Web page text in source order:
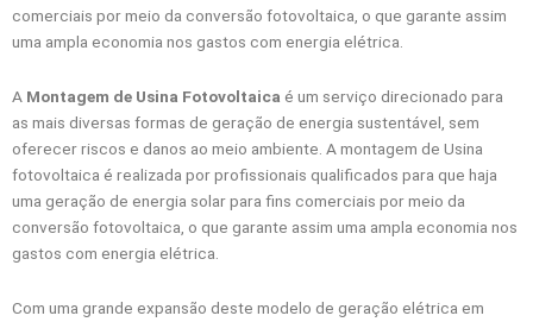
comerciais por meio da conversão fotovoltaica, o que garante assim
uma ampla economia nos gastos com energia elétrica.
A Montagem de Usina Fotovoltaica é um serviço direcionado para
as mais diversas formas de geração de energia sustentável, sem
oferecer riscos e danos ao meio ambiente. A montagem de Usina
fotovoltaica é realizada por profissionais qualificados para que haja
uma geração de energia solar para fins comerciais por meio da
conversão fotovoltaica, o que garante assim uma ampla economia nos
gastos com energia elétrica.
Com uma grande expansão deste modelo de geração elétrica em